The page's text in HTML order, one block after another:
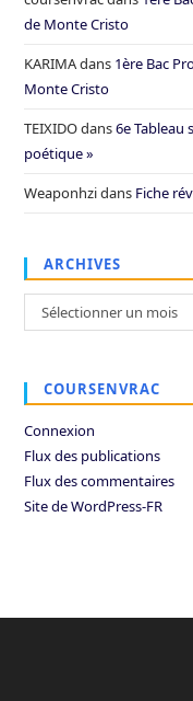
de Monte Cristo
KARIMAdans 1ère Bac
Monte Cristo
TEIXIDOdans6e Tableau
poétique »
Weaponhzidans Fiche
ARCHIVES
Archives
Sélectionner un mois
COURSENVRAC
Connexion
Flux des publications
Flux des commentaires
Site de WordPress-FR